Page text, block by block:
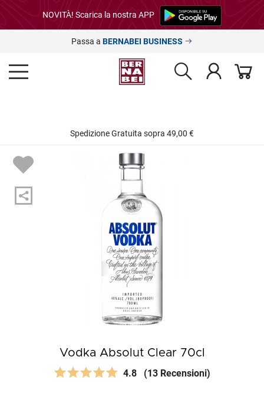
NOVITÀ! Scarica la nostra APP
Passa a BERNABEI BUSINESS
Spedizione Gratuita sopra 49,00 €
Vodka Absolut Clear 70cl
4.8 (13 Recensioni)